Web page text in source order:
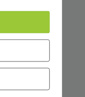
zielgerichtet
nutzen.
von